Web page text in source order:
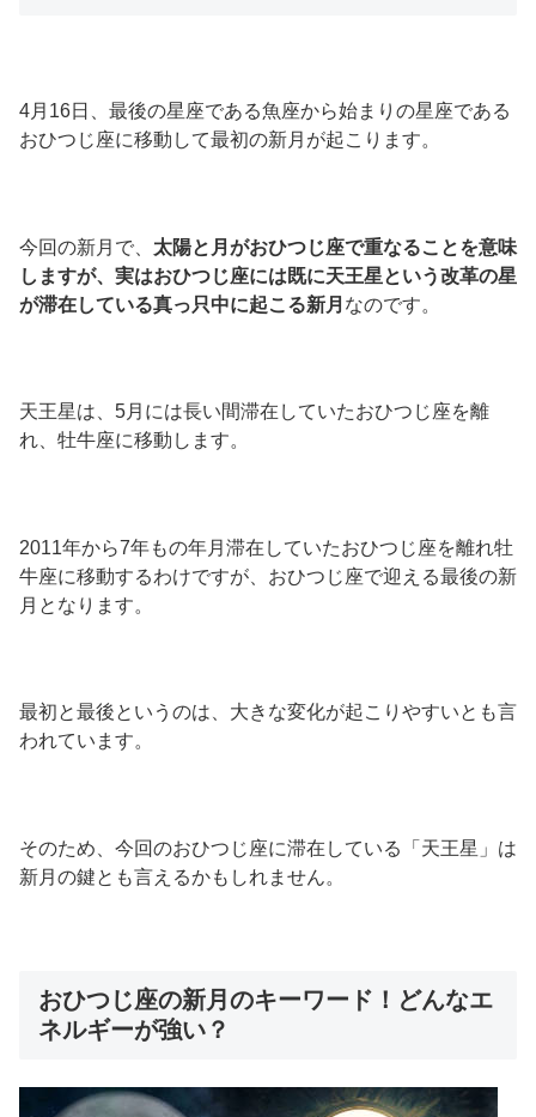
4月16日、最後の星座である魚座から始まりの星座である
おひつじ座に移動して最初の新月が起こります。
今回の新月で、 太陽と月がおひつじ座で重なることを意味
しますが、実はおひつじ座には既に天王星という改革の星
が滞在している真っ只中に起こる新月 なのです。
天王星は、5月には長い間滞在していたおひつじ座を離
れ、牡牛座に移動します。
2011年から7年もの年月滞在していたおひつじ座を離れ牡
牛座に移動するわけですが、おひつじ座で迎える最後の新
月となります。
最初と最後というのは、大きな変化が起こりやすいとも言
われています。
そのため、今回のおひつじ座に滞在している「天王星」は
新月の鍵とも言えるかもしれません。
おひつじ座の新月のキーワード！どんなエ
ネルギーが強い？